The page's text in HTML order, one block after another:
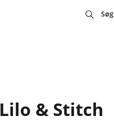
Søg
Lilo & Stitch